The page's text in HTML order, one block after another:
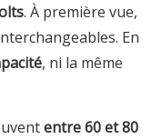
. À première vue,
En
, ni la même
entre 60 et 80